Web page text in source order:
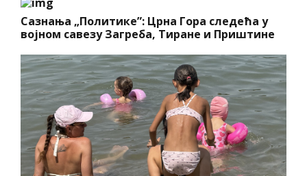
Сазнања „Политике”: Црна Гора следећа у
војном савезу Загреба, Тиране и Приштине